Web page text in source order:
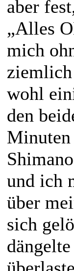
aber
„Alles
mich
ziemlich
wohl
den
Minuten
und ich
über
sich